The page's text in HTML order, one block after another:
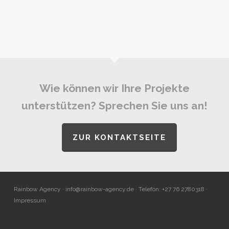
Wie können wir Ihre Projekte
unterstützen? Sprechen Sie uns an!
ZUR KONTAKTSEITE
Rainbow Agency · info@rainbow-agency.de· Telefon: +27 76 2780318 ·
Impressum